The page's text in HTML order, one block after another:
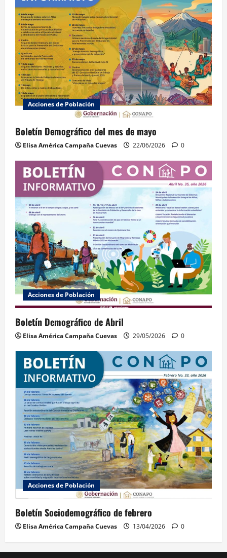
Acciones de Población
Boletín Demográfico del mes de mayo
Elisa América Campaña Cuevas 22/06/2026 0
Acciones de Población
Boletín Demográfico de Abril
Elisa América Campaña Cuevas 29/05/2026 0
Acciones de Población
Boletín Sociodemográfico de febrero
Elisa América Campaña Cuevas 13/04/2026 0